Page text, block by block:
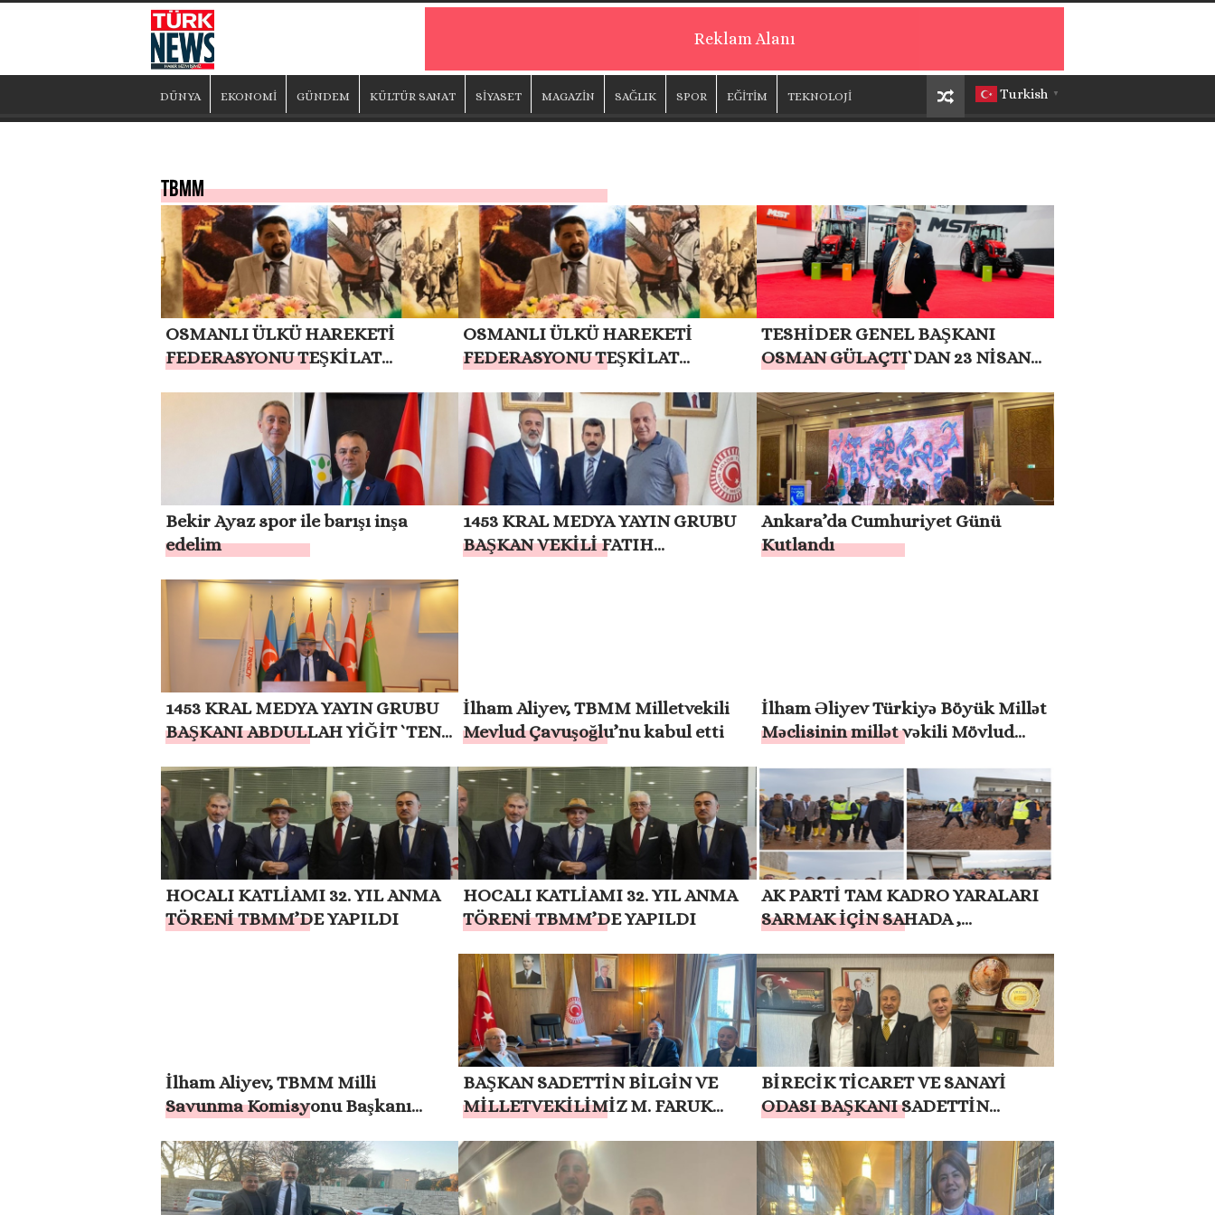
Reklam Alanı
Turkish ▼
DÜNYA EKONOMİ GÜNDEM KÜLTÜR SANAT SİYASET MAGAZİN SAĞLIK SPOR EĞİTİM TEKNOLOJİ
TBMM
OSMANLI ÜLKÜ HAREKETİ
FEDERASYONU TEŞKİLAT
“KAPSAMLI GENEL AF
TOPLUMSAL BARIŞA KATKI
SAĞLAYACAKTIR”
OSMANLI ÜLKÜ HAREKETİ
FEDERASYONU TEŞKİLAT
“KAPSAMLI GENEL AF
TOPLUMSAL BARIŞA KATKI
SAĞLAYACAKTIR”
TESHİDER GENEL BAŞKANI
OSMAN GÜLAÇTI`DAN 23 NİSAN
Bekir Ayaz spor ile barışı inşa
edelim
1453 KRAL MEDYA YAYIN GRUBU
BAŞKAN VEKİLİ FATIH
Ankara’da Cumhuriyet Günü
Kutlandı
1453 KRAL MEDYA YAYIN GRUBU
BAŞKANI ABDULLAH YİĞİT `TEN
İlham Aliyev, TBMM Milletvekili
Mevlud Çavuşoğlu’nu kabul etti
İlham Əliyev Türkiyə Böyük Millət
Məclisinin millət vəkili Mövlud
HOCALI KATLİAMI 32. YIL ANMA
TÖRENİ TBMM’DE YAPILDI
HOCALI KATLİAMI 32. YIL ANMA
TÖRENİ TBMM’DE YAPILDI
AK PARTİ TAM KADRO YARALARI
SARMAK İÇİN SAHADA ,
İlham Aliyev, TBMM Milli
Savunma Komisyonu Başkanı
BAŞKAN SADETTİN BİLGİN VE
MİLLETVEKİLİMİZ M. FARUK
`A ZİYARET
BİRECİK TİCARET VE SANAYİ
ODASI BAŞKANI SADETTİN
FARUK PINARBAŞI `YI ZİYARET
ETTİ